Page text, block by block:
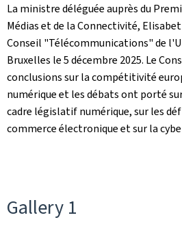
La ministre déléguée auprès du
Médias et de la Connectivité,
Conseil "Télécommunications" de
Bruxelles le 5 décembre 2025. Le
conclusions sur la compétitivité
numérique et les débats ont porté
cadre législatif numérique, sur les
commerce électronique et sur la
Gallery 1